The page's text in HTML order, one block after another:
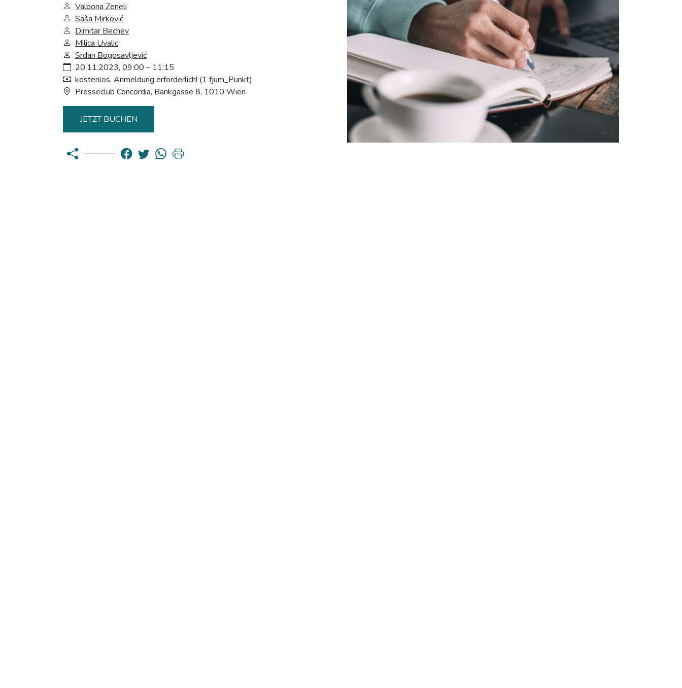
Valbona Zeneli
Saša Mirković
Dimitar Bechev
Milica Uvalic
Srđan Bogosavljević
20.11.2023, 09:00 – 11:15
kostenlos. Anmeldung erforderlich! (1 fjum_Punkt)
Presseclub Concordia, Bankgasse 8, 1010 Wien
JETZT BUCHEN